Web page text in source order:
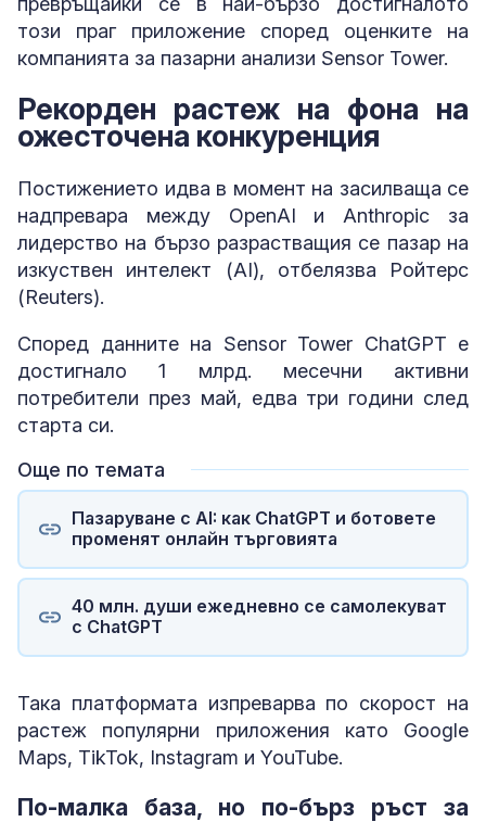
този праг приложение според оценките на
компанията за пазарни анализи Sensor Tower.
Рекорден растеж на фона на
ожесточена конкуренция
Постижението идва в момент на засилваща се
надпревара между OpenAI и Anthropic за
лидерство на бързо разрастващия се пазар на
изкуствен интелект (AI), отбелязва Ройтерс
(Reuters).
Според данните на Sensor Tower ChatGPT е
достигнало 1 млрд. месечни активни
потребители през май, едва три години след
старта си.
Още по темата
Пазаруване с AI: как ChatGPT и ботовете
променят онлайн търговията
40 млн. души ежедневно се самолекуват
с ChatGPT
Така платформата изпреварва по скорост на
растеж популярни приложения като Google
Maps, TikTok, Instagram и YouTube.
По-малка база, но по-бърз ръст за